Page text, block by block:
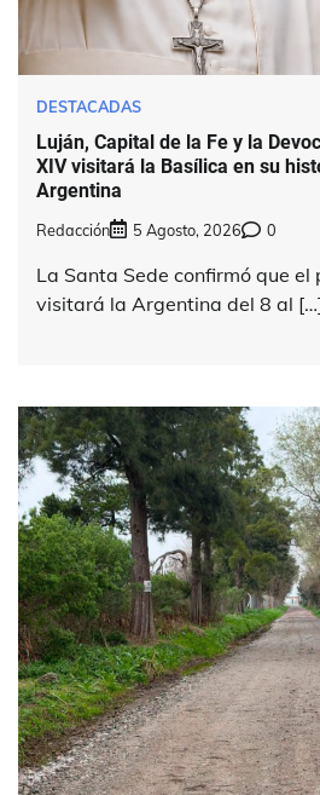
DESTACADAS
Luján, Capital de la Fe y la
XIV visitará la Basílica en su
Argentina
Redacción 5 Agosto, 2026 0
La Santa Sede confirmó que el
visitará la Argentina del 8 al